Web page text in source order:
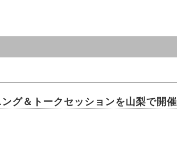
グ＆トークセッションを山梨で開催